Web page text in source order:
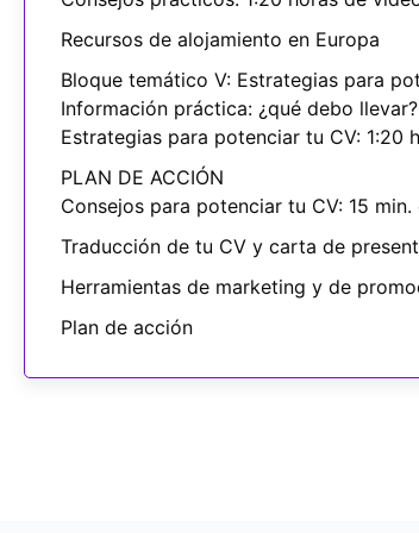
Recursos de alojamiento en Europa
Bloque temático V: Estrategias para
Información práctica: ¿qué debo
Estrategias para potenciar tu CV: 1:20
PLAN DE ACCIÓN
Consejos para potenciar tu CV: 15
Traducción de tu CV y carta de
Herramientas de marketing y de
Plan de acción